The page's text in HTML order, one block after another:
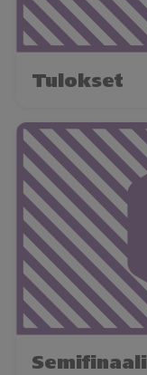
Tulokset
Semifinaali